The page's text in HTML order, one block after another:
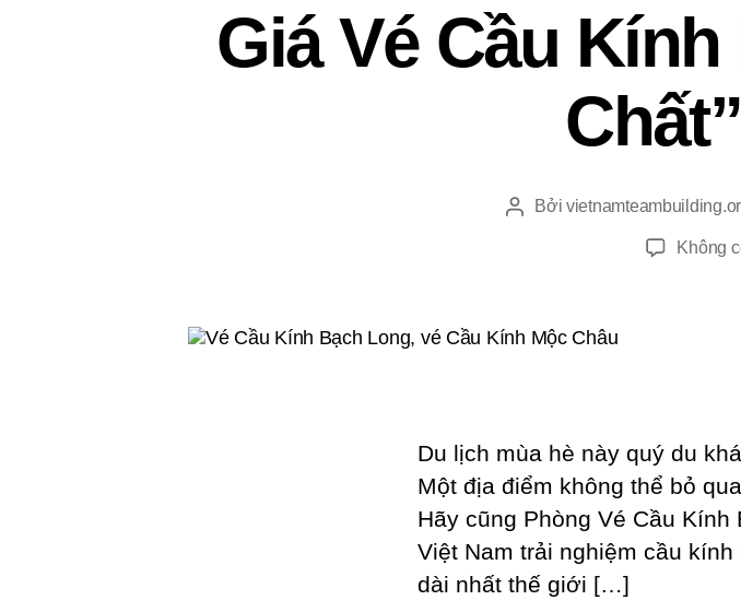
Giá Vé Cầu
TácBởi
Không
Du lịch mùa hè này quý du
Một địa điểm không thể bỏ
Hãy cũng Phòng Vé Cầu Kính
Việt Nam trải nghiệm cầu
dài nhất thế giới […]